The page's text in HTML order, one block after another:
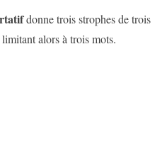
donne trois strophes de trois
alors à trois mots.